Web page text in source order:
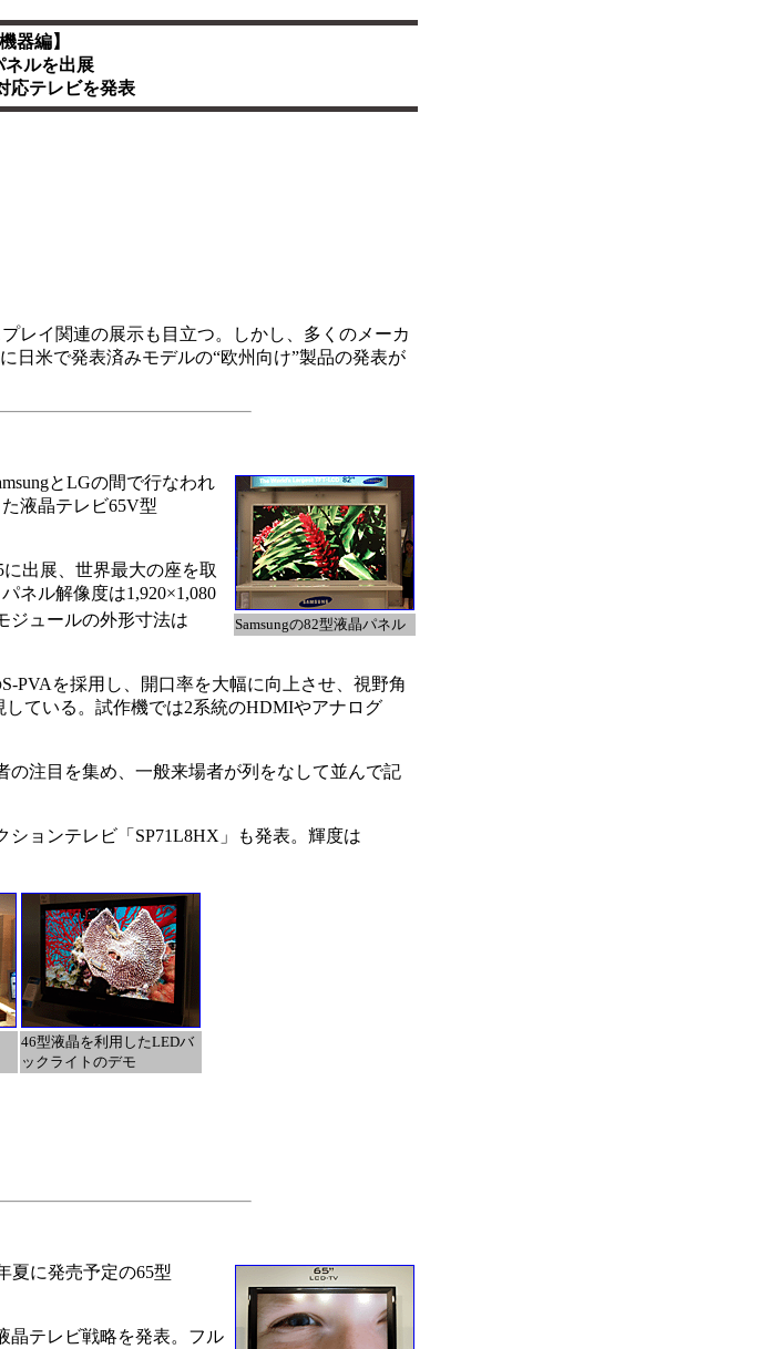
器編】
ネルを出展
応テレビを発表
レイ関連の展示も目立つ。しかし、多くのメーカ
日米で発表済みモデルの“欧州向け”製品の発表が
Samsungの82型液晶パネル
とLGの間で行なわれ
液晶テレビ65V型
出展、世界最大の座を取
ネル解像度は1,920×1,080
ジュールの外形寸法は
PVAを採用し、開口率を大幅に向上させ、視野角
ている。試作機では2系統のHDMIやアナログ
の注目を集め、一般来場者が列をなして並んで記
ションテレビ「SP71L8HX」も発表。輝度は
46型液晶を利用したLEDバ
ックライトのデモ
夏に発売予定の65型
晶テレビ戦略を発表。フル